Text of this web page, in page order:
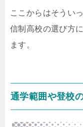
ここからはそうい
信制高校の選び方
ます。
通学範囲や登校